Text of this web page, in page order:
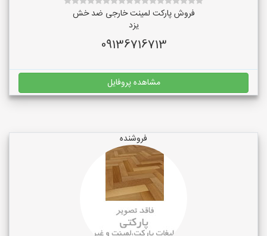
فروش پارکت لمینت خارجی ضد خش
یزد
09136716713
مشاهده پروفایل
فروشنده